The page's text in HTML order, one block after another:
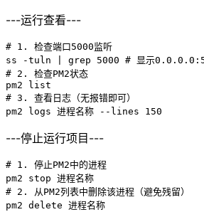
---运行查看---
# 1. 检查端口5000监听
ss -tuln | grep 5000 # 显示
# 2. 检查PM2状态
pm2 list
# 3. 查看日志（无报错即可）
pm2 logs 进程名称 --lines 150
---停止运行项目---
# 1. 停止PM2中的进程
pm2 stop 进程名称
# 2. 从PM2列表中删除该进程（避免残留）
pm2 delete 进程名称